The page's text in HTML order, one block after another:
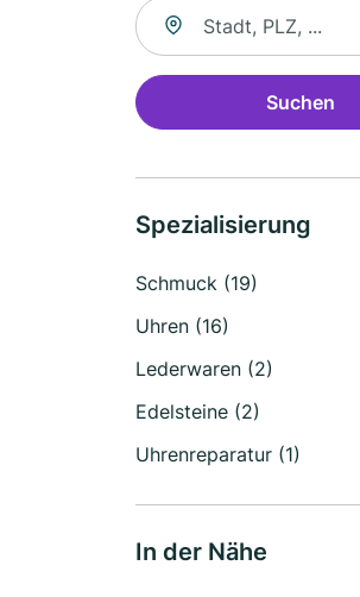
Suche nach Ort
Suchen
Spezialisierung
Schmuck (19)
Uhren (16)
Lederwaren (2)
Edelsteine (2)
Uhrenreparatur (1)
In der Nähe